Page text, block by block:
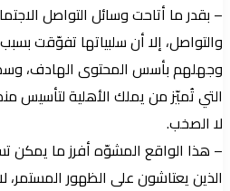
– بقدر ما أتاحت وسائل التواصل
والتواصل، إلا أن سلبياتها تفوّقت
وجهلهم بأسس المحتوى الهادف، وسط
التي تُميّز من يملك الأهلية لتأسيس
لا الصخب.
– هذا الواقع المشوّه أفرز ما يمكن
الذين يعتاشون على الظهور المستمر،